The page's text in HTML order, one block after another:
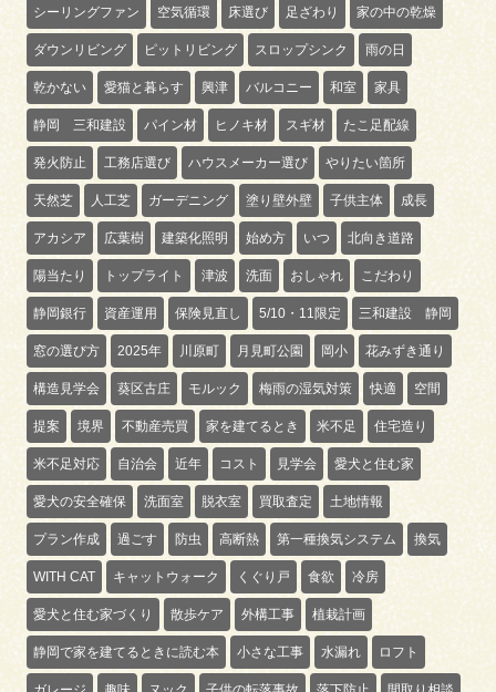
シーリングファン 空気循環 床選び 足ざわり 家の中の乾燥
ダウンリビング ピットリビング スロップシンク 雨の日
乾かない 愛猫と暮らす 興津 バルコニー 和室 家具
静岡 三和建設 パイン材 ヒノキ材 スギ材 たこ足配線
発火防止 工務店選び ハウスメーカー選び やりたい箇所
天然芝 人工芝 ガーデニング 塗り壁外壁 子供主体 成長
アカシア 広葉樹 建築化照明 始め方 いつ 北向き道路
陽当たり トップライト 津波 洗面 おしゃれ こだわり
静岡銀行 資産運用 保険見直し 5/10・11限定 三和建設 静岡
窓の選び方 2025年 川原町 月見町公園 岡小 花みずき通り
構造見学会 葵区古庄 モルック 梅雨の湿気対策 快適 空間
提案 境界 不動産売買 家を建てるとき 米不足 住宅造り
米不足対応 自治会 近年 コスト 見学会 愛犬と住む家
愛犬の安全確保 洗面室 脱衣室 買取査定 土地情報
プラン作成 過ごす 防虫 高断熱 第一種換気システム 換気
WITH CAT キャットウォーク くぐり戸 食欲 冷房
愛犬と住む家づくり 散歩ケア 外構工事 植栽計画
静岡で家を建てるときに読む本 小さな工事 水漏れ ロフト